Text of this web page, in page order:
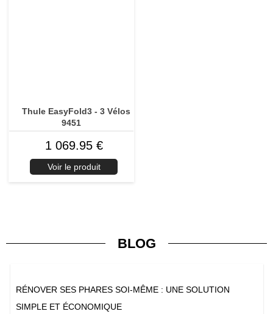
Thule EasyFold3 - 3 Vélos
9451
1 069.95 €
Voir le produit
BLOG
RÉNOVER SES PHARES SOI-MÊME : UNE SOLUTION
SIMPLE ET ÉCONOMIQUE